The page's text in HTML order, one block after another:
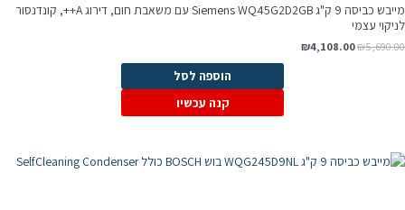
מייבש כביסה 9 ק"ג Siemens WQ45G2D2GB עם משאבת חום, דירוג A++, קונדנסור
לניקוי עצמי
₪5,690.00
₪4,108.00
הוספה לסל
קנה עכשיו